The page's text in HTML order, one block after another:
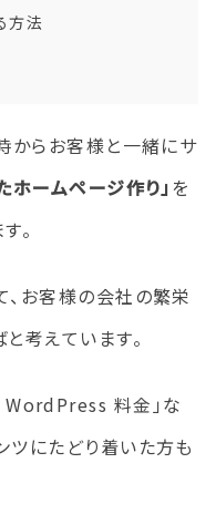
方法
からお客様と一緒にサ
ホームページ作り」 を
。
お客様の会社の繁栄
考えています。
WordPress 料金」な
ツにたどり着いた方も